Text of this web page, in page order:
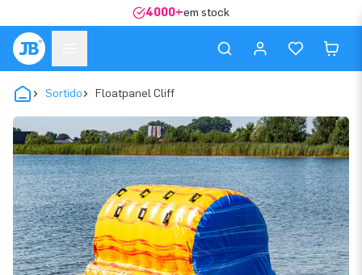
4000+em stock
Sortido Floatpanel Cliff